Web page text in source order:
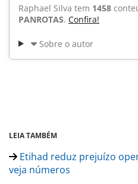
Raphael Silva tem 1458
PANROTAS. Confira!
Sobre o autor
LEIA TAMBÉM
Etihad reduz prejuízo
veja números